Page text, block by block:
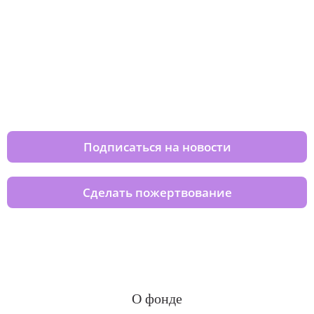
Подписаться на новости
Сделать пожертвование
О фонде